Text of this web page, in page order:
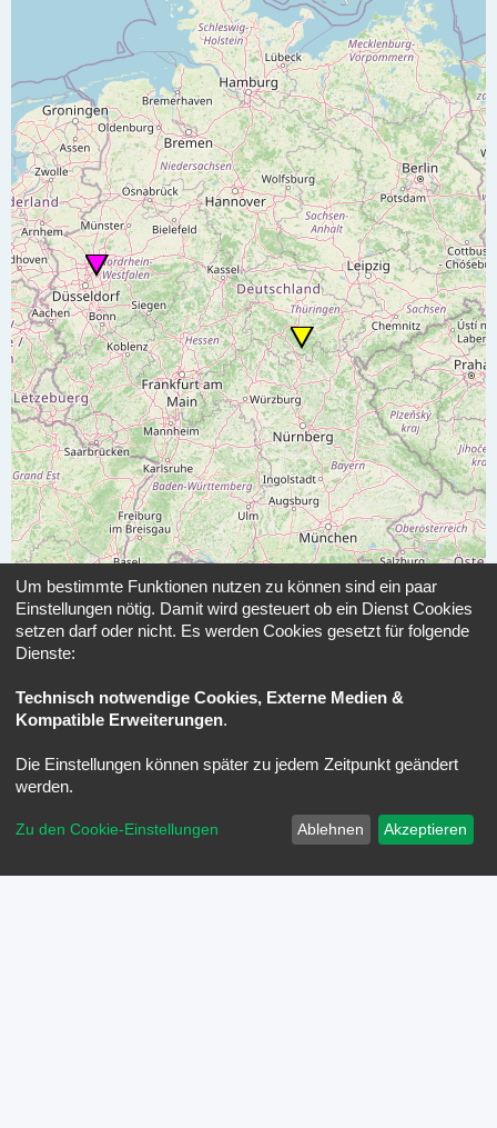
Um bestimmte Funktionen nutzen zu können sind ein paar
Einstellungen nötig. Damit wird gesteuert ob ein Dienst Cookies
setzen darf oder nicht. Es werden Cookies gesetzt für folgende
Dienste:
Technisch notwendige Cookies, Externe Medien &
Kompatible Erweiterungen.
Die Einstellungen können später zu jedem Zeitpunkt geändert
werden.
Zu den Cookie-Einstellungen Ablehnen Akzeptieren